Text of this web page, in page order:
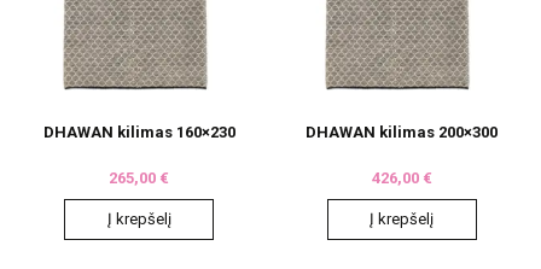
DHAWAN kilimas 160×230
265,00 €
Į krepšelį
DHAWAN kilimas 200×300
426,00 €
Į krepšelį